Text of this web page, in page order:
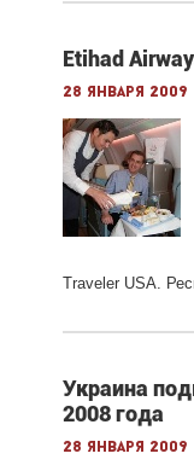
Etihad
28 января 2009
Traveler USA.
Украина
2008 года
28 января 2009